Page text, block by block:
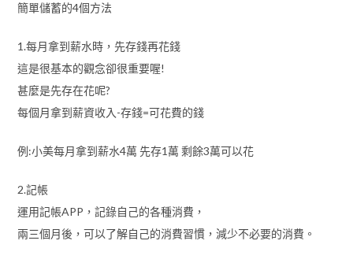
簡單儲蓄的4個方法
1.每月拿到薪水時，先存錢再花錢
這是很基本的觀念卻很重要喔!
甚麼是先存在花呢?
每個月拿到薪資收入-存錢=可花費的錢
例:小美每月拿到薪水4萬 先存1萬 剩餘3萬可以花
2.記帳
運用記帳APP，記錄自己的各種消費，
兩三個月後，可以了解自己的消費習慣，減少不必要的消費。